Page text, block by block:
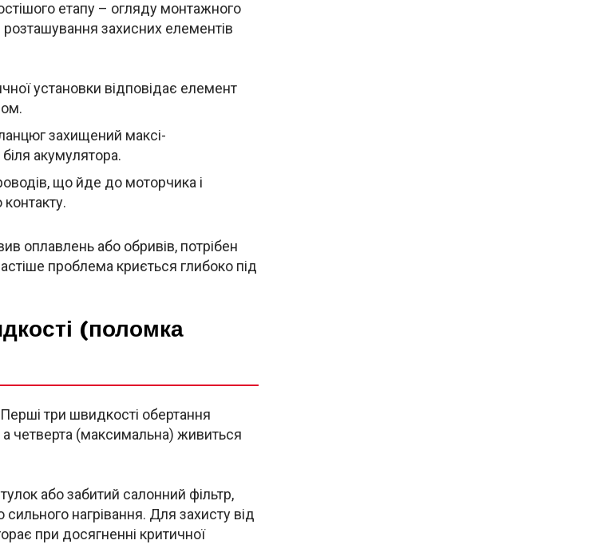
етапу – огляду монтажного
захисних елементів
установки відповідає елемент
захищений максі-
акумулятора.
що йде до моторчика і
оплавлень або обривів, потрібен
проблема криється глибоко під
(поломка
три швидкості обертання
четверта (максимальна) живиться
або забитий салонний фільтр,
нагрівання. Для захисту від
при досягненні критичної